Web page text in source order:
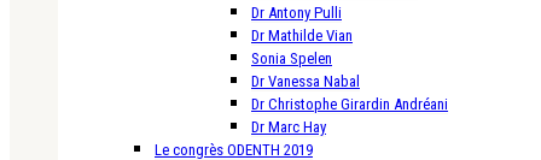
Dr Antony Pulli
Dr Mathilde Vian
Sonia Spelen
Dr Vanessa Nabal
Dr Christophe Girardin Andréani
Dr Marc Hay
Le congrès ODENTH 2019